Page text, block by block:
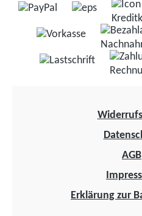
AGB
Erklärung zur